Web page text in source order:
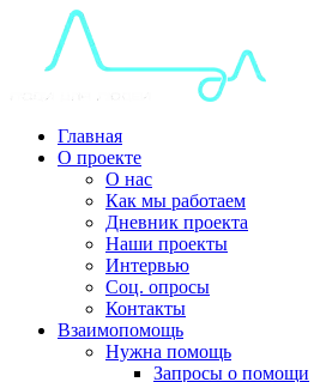
Главная
О проекте
О нас
Как мы работаем
Дневник проекта
Наши проекты
Интервью
Соц. опросы
Контакты
Взаимопомощь
Нужна помощь
Запросы о помощи